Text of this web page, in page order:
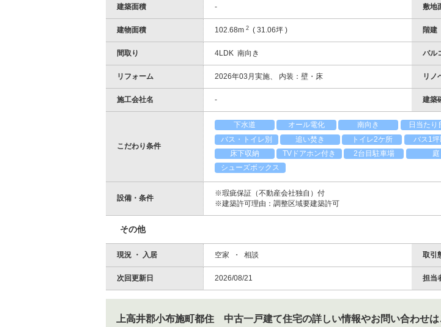
建築面積 - 敷地
建物面積 102.68m 2 ( 31.06坪 ) 階建
間取り 4LDK 南向き バル
リフォーム 2026年03月実施、 内装：壁・床 リノ
施工会社名 - 建築
こだわり条件
下水道 オール電化 南向き 日当たり
バス・トイレ別
追い焚き トイレ2ケ所 バス1坪
床下収納
TVドアホン付き 2台目駐車場 庭
シューズボックス
設備・条件
※瑕疵保証（不動産会社独自）付
※建築許可理由：調整区域要建築許可
その他
現況 ・ 入居 空家 ・ 相談 取引
次回更新日 2026/08/21 担当
上高井郡小布施町都住 中古一戸建て住宅の詳しい情報やお問い合わせ